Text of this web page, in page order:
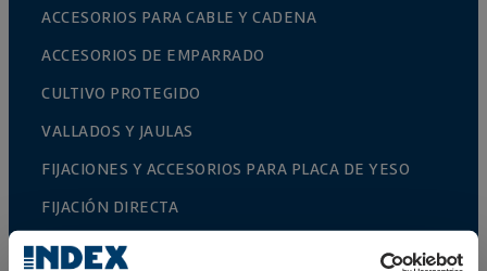
ACCESORIOS PARA CABLE Y CADENA
ACCESORIOS DE EMPARRADO
CULTIVO PROTEGIDO
VALLADOS Y JAULAS
FIJACIONES Y ACCESORIOS PARA PLACA DE YESO
FIJACIÓN DIRECTA
TORNILLOS PARA CUBIERTAS Y FACHADAS